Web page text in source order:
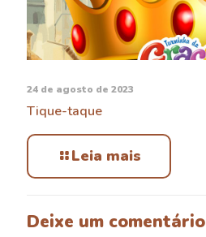
24 de agosto de 2023
Tique-taque
Leia mais
Deixe um comentário